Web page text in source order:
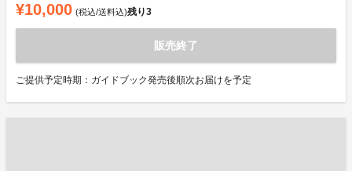
¥10,000 (税込/送料込)残り3
販売終了
ご提供予定時期：ガイドブック発売後順次お届けを予定